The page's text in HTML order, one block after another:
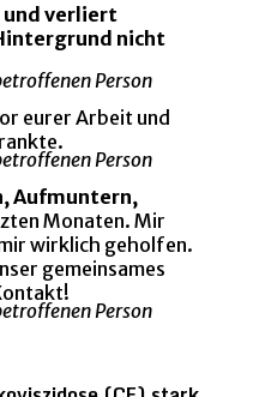
verliert
nicht
Person
eurer Arbeit und
Person
Aufmuntern,
Monaten. Mir
wirklich geholfen.
gemeinsames
Person